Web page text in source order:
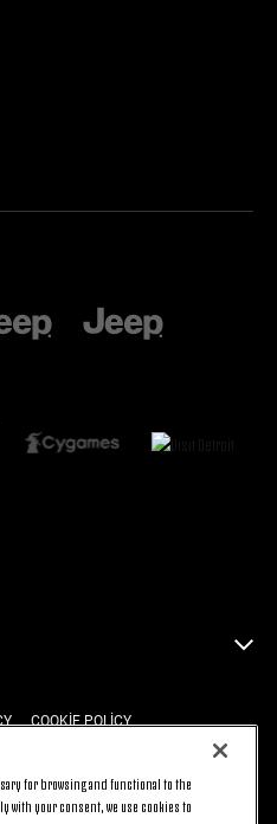
COOKIE POLICY
for browsing and functional to the
with your consent, we use cookies to